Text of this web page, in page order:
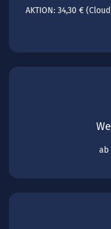
AKTION: 34,30 €
ab